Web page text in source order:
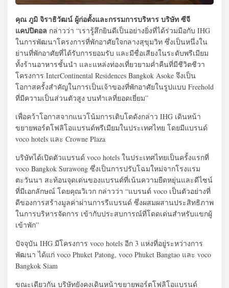
คุณ ภูมิ จิราธิวัฒน์ ผู้ก่อตั้งและกรรมการบริหาร บริษัท ซีจี
แคปปิตอล กล่าวว่า “เรารู้สึกยินดีเป็นอย่างยิ่งที่ได้ร่วมมือกับ IHG
ในการพัฒนาโครงการที่พักอาศัยใจกลางสุขุมวิท ซึ่งเป็นหนึ่งใน
ย่านที่พักอาศัยที่ได้รับการยอมรับ และมีชื่อเสียงในระดับพรีเมียม
ทั้งร้านอาหารชั้นนำ และแหล่งท่องเที่ยวยามค่ำคืนที่มีชีวิตชีวา
โครงการ InterContinental Residences Bangkok Asoke จึงเป็น
โอกาสครั้งสำคัญในการเป็นเจ้าของที่พักอาศัยในรูปแบบ Freehold
ที่มีความเป็นส่วนตัวสูง บนทำเลที่ยอดเยี่ยม”
เพื่อคว้าโอกาสจากแนวโน้มการเติบโตดังกล่าว IHG เดินหน้า
ขยายพอร์ตโฟลิโอแบรนด์พรีเมียมในประเทศไทย โดยมีแบรนด์
voco hotels และ Crowne Plaza
บริษัทได้เปิดตัวแบรนด์ voco hotels ในประเทศไทยเป็นครั้งแรกที่
voco Bangkok Surawong ซึ่งเป็นการปรับโฉมใหม่จากโรงแรม
ตะวันนา สะท้อนจุดเด่นของแบรนด์ที่เน้นความยืดหยุ่นและดีไซน์
ที่มีเอกลักษณ์ โดยคุณวิเวก กล่าวว่า “แบรนด์ voco เป็นตัวอย่างที่
ดีของการสร้างมูลค่าผ่านการรีแบรนด์ ซึ่งผสมผสานประสิทธิภาพ
ในการบริหารจัดการ เข้ากับประสบการณ์ที่โดดเด่นสำหรับแขกผู้
เข้าพัก”
ปัจจุบัน IHG มีโครงการ voco hotels อีก 3 แห่งที่อยู่ระหว่างการ
พัฒนา ได้แก่ voco Phuket Patong, voco Phuket Bangtao และ voco
Bangkok Siam
ขณะเดียวกัน บริษัทยังคงเดินหน้าขยายพอร์ตโฟลิโอแบรนด์